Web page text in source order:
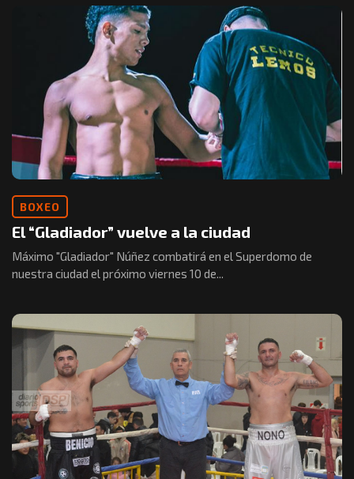
BOXEO
El “Gladiador” vuelve a la ciudad
Máximo "Gladiador" Núñez combatirá en el Superdomo de
nuestra ciudad el próximo viernes 10 de...